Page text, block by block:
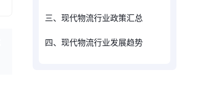
三、现代物流行业政策汇总
四、现代物流行业发展趋势